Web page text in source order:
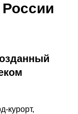
курорт,